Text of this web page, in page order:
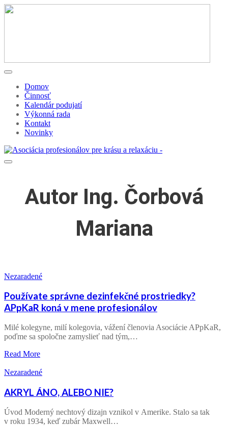
Domov
Činnosť
Kalendár podujatí
Výkonná rada
Kontakt
Novinky
Autor Ing. Čorbová
Mariana
Nezaradené
Používate správne dezinfekčné prostriedky?
APpKaR koná v mene profesionálov
Milé kolegyne, milí kolegovia, vážení členovia Asociácie APpKaR,
poďme sa spoločne zamyslieť nad tým,…
Read More
Nezaradené
AKRYL ÁNO, ALEBO NIE?
Úvod Moderný nechtový dizajn vznikol v Amerike. Stalo sa tak
v roku 1934, keď zubár Maxwell…